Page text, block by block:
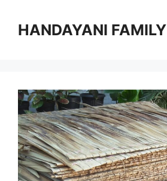
HANDAYANI FAMILY